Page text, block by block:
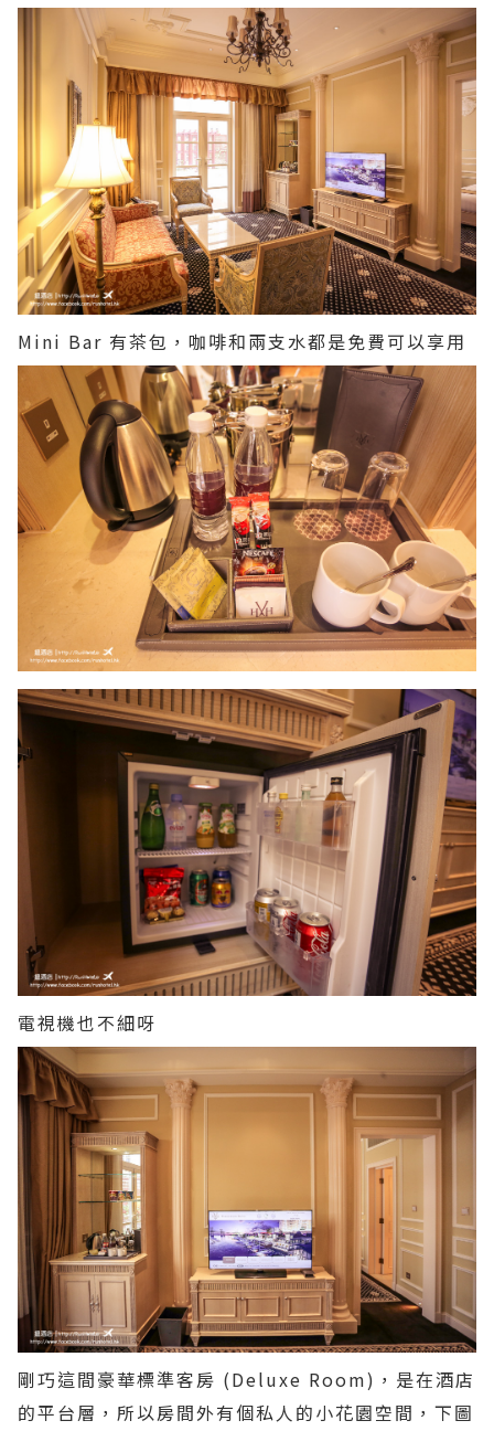
Mini Bar 有茶包，咖啡和兩支水都是免費可以享用
電視機也不細呀
剛巧這間豪華標準客房 (Deluxe Room)，是在酒店
的平台層，所以房間外有個私人的小花園空間，下圖